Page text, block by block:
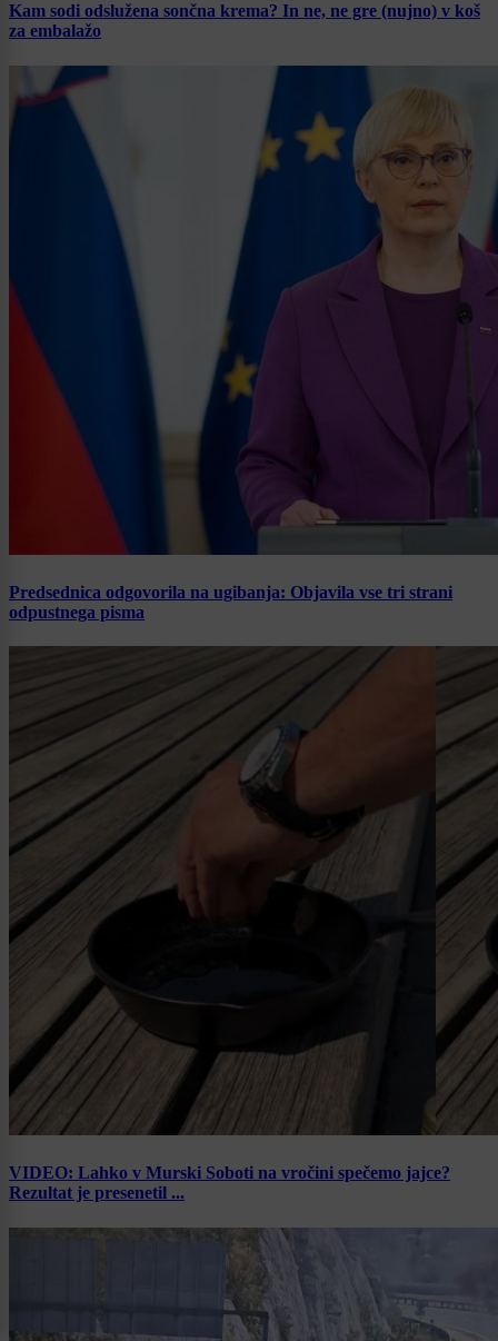
Kam sodi odslužena sončna krema? In ne, ne gre (nujno) v koš
za embalažo
Predsednica odgovorila na ugibanja: Objavila vse tri strani
odpustnega pisma
VIDEO: Lahko v Murski Soboti na vročini spečemo jajce?
Rezultat je presenetil ...